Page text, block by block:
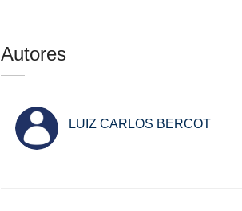
Autores
LUIZ CARLOS BERCOT